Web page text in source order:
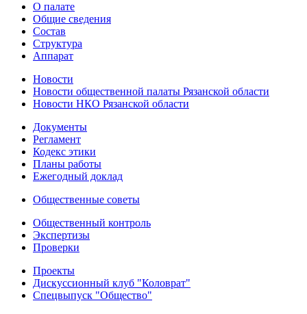
О палате
Общие сведения
Состав
Структура
Аппарат
Новости
Новости общественной палаты Рязанской области
Новости НКО Рязанской области
Документы
Регламент
Кодекс этики
Планы работы
Ежегодный доклад
Общественные советы
Общественный контроль
Экспертизы
Проверки
Проекты
Дискуссионный клуб "Коловрат"
Спецвыпуск "Общество"